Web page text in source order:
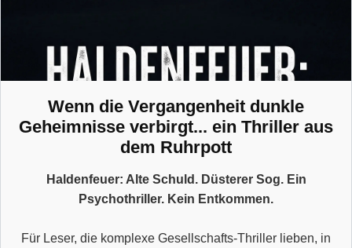
Wenn die Vergangenheit dunkle
Geheimnisse verbirgt... ein Thriller aus
dem Ruhrpott
Haldenfeuer: Alte Schuld. Düsterer Sog. Ein
Psychothriller. Kein Entkommen.
Für Leser, die komplexe Gesellschafts-Thriller lieben, in